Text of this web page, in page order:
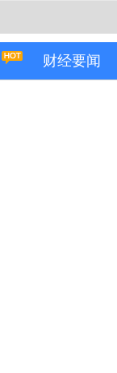
财经要闻